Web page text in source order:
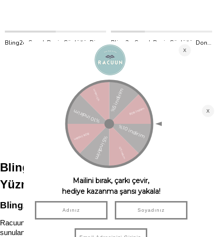
Bling2o Çocuk Deniz Gözlüğü, Donut Boston Creme Pink (3+Yaş)
Bling2o Çocuk Deniz Gözlükleri ve
Yüzme Aksesuarları
Bling2o Markası Hakkında
Racuun.com'da yer alan Bling2o
sunulan deniz gözlükleri eğlenceli karakter tasarımları ve renkli